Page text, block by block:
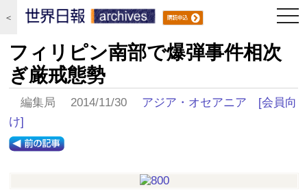
＜
フィリピン南部で爆弾事件相次
ぎ厳戒態勢
編集局 2014/11/30 アジア・オセアニア
[会員向
け]